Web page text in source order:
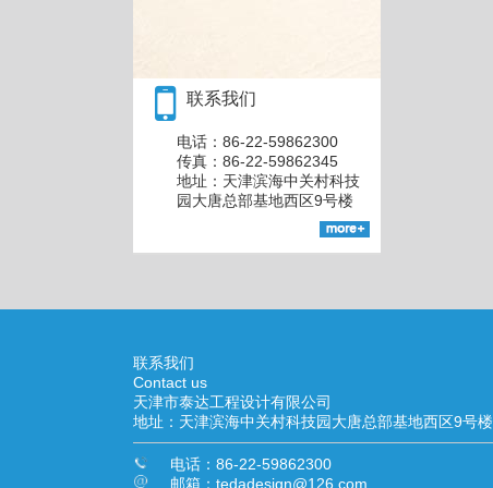
联系我们
电话：86-22-59862300
传真：86-22-59862345
地址：天津滨海中关村科技
园大唐总部基地西区9号楼
联系我们
Contact us
天津市泰达工程设计有限公司
地址：天津滨海中关村科技园大唐总部基地西区9号楼
电话：86-22-59862300
邮箱：tedadesign@126.com